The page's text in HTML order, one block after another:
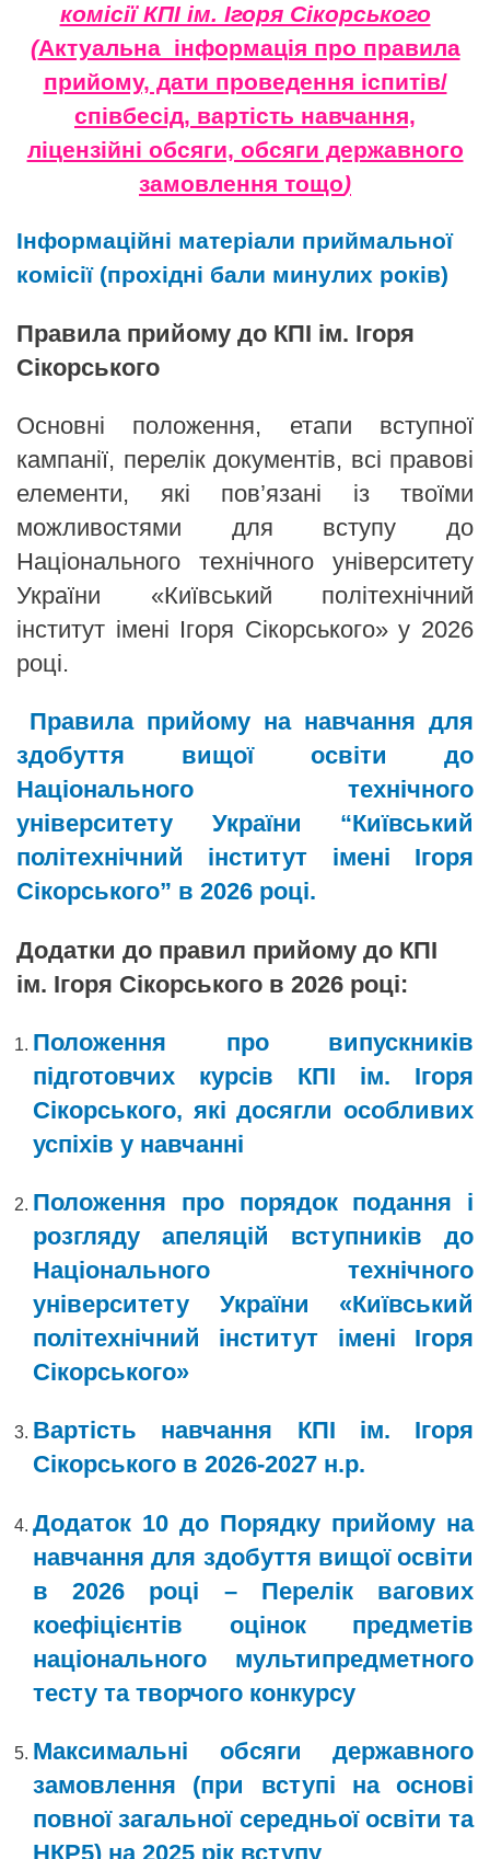
комісії КПІ ім. Ігоря Сікорського
(Актуальна інформація про правила
прийому, дати проведення іспитів/
співбесід, вартість навчання,
ліцензійні обсяги, обсяги державного
замовлення тощо)
Інформаційні матеріали приймальної
комісії (прохідні бали минулих років)
Правила прийому до КПІ ім. Ігоря
Сікорського
Основні положення, етапи вступної
кампанії, перелік документів, всі правові
елементи, які пов’язані із твоїми
можливостями для вступу до
Національного технічного університету
України «Київський політехнічний
інститут імені Ігоря Сікорського» у 2026
році.
Правила прийому на навчання для
здобуття вищої освіти до
Національного технічного
університету України “Київський
політехнічний інститут імені Ігоря
Сікорського” в 2026 році.
Додатки до правил прийому до КПІ
ім. Ігоря Сікорського в 2026 році:
Положення про випускників
підготовчих курсів КПІ ім. Ігоря
Сікорського, які досягли особливих
успіхів у навчанні
Положення про порядок подання і
розгляду апеляцій вступників до
Національного технічного
університету України «Київський
політехнічний інститут імені Ігоря
Сікорського»
Вартість навчання КПІ ім. Ігоря
Сікорського в 2026-2027 н.р.
Додаток 10 до Порядку прийому на
навчання для здобуття вищої освіти
в 2026 році – Перелік вагових
коефіцієнтів оцінок предметів
національного мультипредметного
тесту та творчого конкурсу
Максимальні обсяги державного
замовлення (при вступі на основі
повної загальної середньої освіти та
НКР5) на 2025 рік вступу